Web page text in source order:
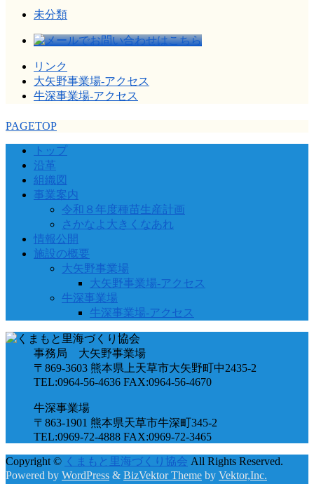
未分類
リンク
大矢野事業場-アクセス
牛深事業場-アクセス
PAGETOP
トップ
沿革
組織図
事業案内
令和８年度種苗生産計画
さかなよ大きくなあれ
情報公開
施設の概要
大矢野事業場
大矢野事業場-アクセス
牛深事業場
牛深事業場-アクセス
事務局 大矢野事業場
〒869-3603 熊本県上天草市大矢野町中2435-2
TEL:0964-56-4636 FAX:0964-56-4670
牛深事業場
〒863-1901 熊本県天草市牛深町345-2
TEL:0969-72-4888 FAX:0969-72-3465
Copyright © くまもと里海づくり協会 All Rights Reserved.
Powered by WordPress & BizVektor Theme by Vektor,Inc.